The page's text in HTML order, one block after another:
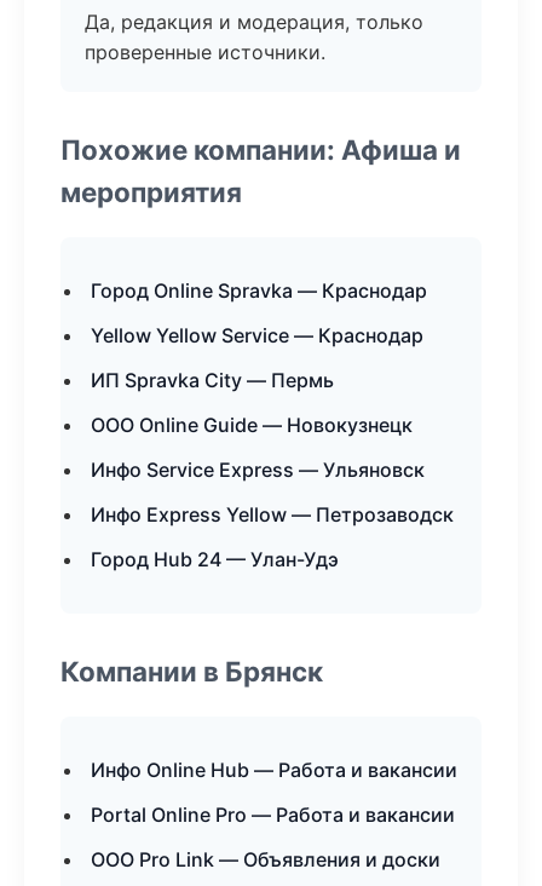
Да, редакция и модерация, только
проверенные источники.
Похожие компании: Афиша и
мероприятия
Город Online Spravka — Краснодар
Yellow Yellow Service — Краснодар
ИП Spravka City — Пермь
ООО Online Guide — Новокузнецк
Инфо Service Express — Ульяновск
Инфо Express Yellow — Петрозаводск
Город Hub 24 — Улан-Удэ
Компании в Брянск
Инфо Online Hub — Работа и вакансии
Portal Online Pro — Работа и вакансии
ООО Pro Link — Объявления и доски